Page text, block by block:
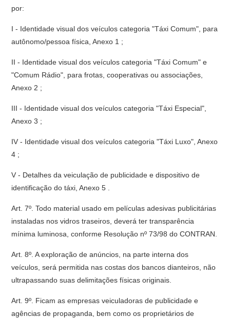
por:
I - Identidade visual dos veículos categoria "Táxi Comum", para
autônomo/pessoa física, Anexo 1 ;
II - Identidade visual dos veículos categoria "Táxi Comum" e
"Comum Rádio", para frotas, cooperativas ou associações,
Anexo 2 ;
III - Identidade visual dos veículos categoria "Táxi Especial",
Anexo 3 ;
IV - Identidade visual dos veículos categoria "Táxi Luxo", Anexo
4 ;
V - Detalhes da veiculação de publicidade e dispositivo de
identificação do táxi, Anexo 5 .
Art. 7º. Todo material usado em películas adesivas publicitárias
instaladas nos vidros traseiros, deverá ter transparência
mínima luminosa, conforme Resolução nº 73/98 do CONTRAN.
Art. 8º. A exploração de anúncios, na parte interna dos
veículos, será permitida nas costas dos bancos dianteiros, não
ultrapassando suas delimitações físicas originais.
Art. 9º. Ficam as empresas veiculadoras de publicidade e
agências de propaganda, bem como os proprietários de